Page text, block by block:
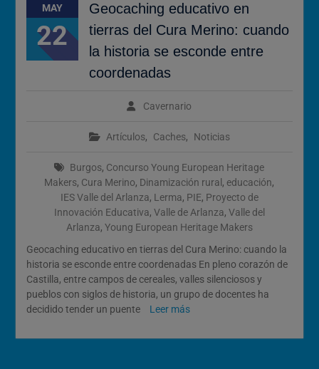
2026
Cómo Vivir la Magia del
Próximo Eclipse Solar Total
del 12 de Agosto
MAY
22
Geocaching educativo en
tierras del Cura Merino: cuando
la historia se esconde entre
coordenadas
Cavernario
Artículos, Caches, Noticias
Burgos, Concurso Young European Heritage
Makers, Cura Merino, Dinamización rural , educación,
IES Valle del Arlanza, Lerma, PIE, Proyecto de
Innovación Educativa, Valle de Arlanza, Valle del
Arlanza, Young European Heritage Makers
Geocaching educativo en tierras del Cura Merino: cuando la
historia se esconde entre coordenadas En pleno corazón de
Castilla, entre campos de cereales, valles silenciosos y
pueblos con siglos de historia, un grupo de docentes ha
decidido tender un puente
Leer más